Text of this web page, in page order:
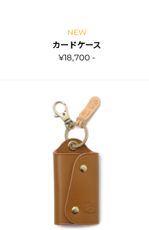
NEW
カードケース
¥18,700 -